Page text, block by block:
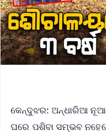
କେନ୍ଦୁଝର: ଅନ୍ଧାରିଆ
ଘରେ ପଶିବା ସମ୍ଭବ